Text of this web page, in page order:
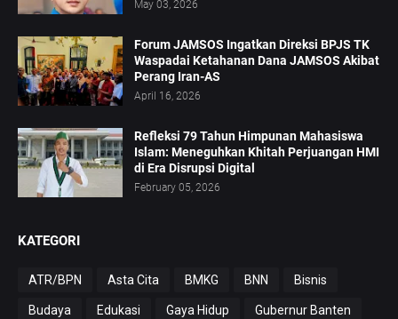
May 03, 2026
Forum JAMSOS Ingatkan Direksi BPJS TK
Waspadai Ketahanan Dana JAMSOS Akibat
Perang Iran-AS
April 16, 2026
Refleksi 79 Tahun Himpunan Mahasiswa
Islam: Meneguhkan Khitah Perjuangan HMI
di Era Disrupsi Digital
February 05, 2026
KATEGORI
ATR/BPN Asta Cita BMKG BNN Bisnis
Budaya Edukasi Gaya Hidup Gubernur Banten